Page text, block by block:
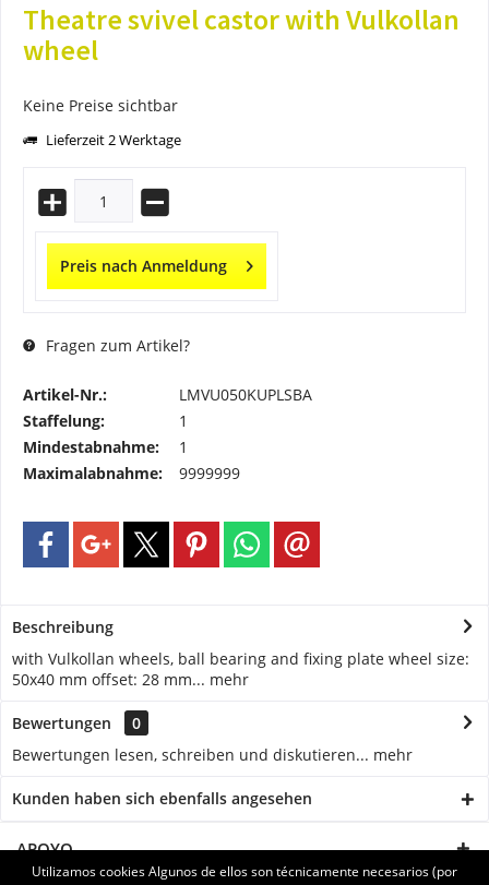
Theatre svivel castor with Vulkollan
wheel
Keine Preise sichtbar
Lieferzeit 2 Werktage
Preis nach Anmeldung
Fragen zum Artikel?
Artikel-Nr.:
LMVU050KUPLSBA
Staffelung:
1
Mindestabnahme:
1
Maximalabnahme:
9999999
Beschreibung
with Vulkollan wheels, ball bearing and fixing plate wheel size:
50x40 mm offset: 28 mm... mehr
Bewertungen
0
Bewertungen lesen, schreiben und diskutieren... mehr
Kunden haben sich ebenfalls angesehen
APOYO
Utilizamos cookies Algunos de ellos son técnicamente necesarios (por